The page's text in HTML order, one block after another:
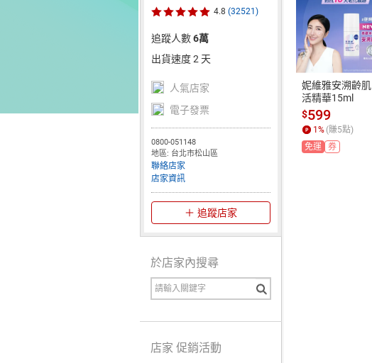
妮維雅安溯齡肌
活精華15ml
$599
1 % (賺5點)
免運
券
4.8 (32521)
追蹤人數6萬
出貨速度 2 天
人氣店家
電子發票
0800-051148
地區: 台北市松山區
聯絡店家
店家資訊
追蹤店家
於店家內搜尋
店家 促銷活動